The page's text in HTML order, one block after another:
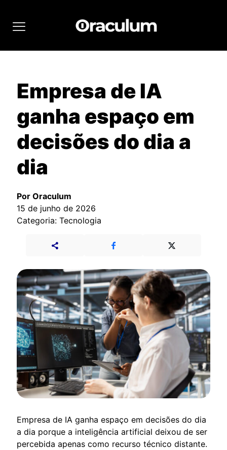
Empresa de IA
ganha espaço em
decisões do dia a
dia
Por Oraculum
15 de junho de 2026
Categoria: Tecnologia
Empresa de IA ganha espaço em decisões do dia
a dia porque a inteligência artificial deixou de ser
percebida apenas como recurso técnico distante.